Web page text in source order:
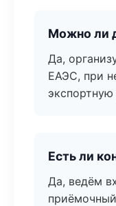
Можно ли
Да,
ЕАЭС, при
экспортную
Есть ли
Да, ведём